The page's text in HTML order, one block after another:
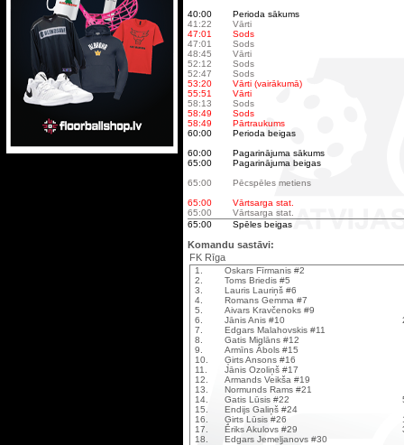
40:00
Perioda sākums
41:22
Vārti
47:01
Sods
47:01
Sods
48:45
Vārti
52:12
Sods
52:47
Sods
53:20
Vārti (vairākumā)
55:51
Vārti
58:13
Sods
58:49
Sods
58:49
Pārtraukums
60:00
Perioda beigas
60:00
Pagarinājuma sākums
65:00
Pagarinājuma beigas
65:00
Pēcspēles metiens
65:00
Vārtsarga stat.
65:00
Vārtsarga stat.
65:00
Spēles beigas
Komandu sastāvi:
FK Rīga
1.
Oskars Fīrmanis #2
2.
Toms Briedis #5
3.
Lauris Lauriņš #6
4.
Romans Gemma #7
5.
Aivars Kravčenoks #9
6.
Jānis Anis #10
7.
Edgars Malahovskis #11
8.
Gatis Miglāns #12
9.
Armīns Ābols #15
10.
Ģirts Ansons #16
11.
Jānis Ozoliņš #17
12.
Armands Veikša #19
13.
Normunds Rams #21
14.
Gatis Lūsis #22
15.
Endijs Galiņš #24
16.
Ģirts Lūsis #26
17.
Ēriks Akulovs #29
18.
Edgars Jemeļjanovs #30